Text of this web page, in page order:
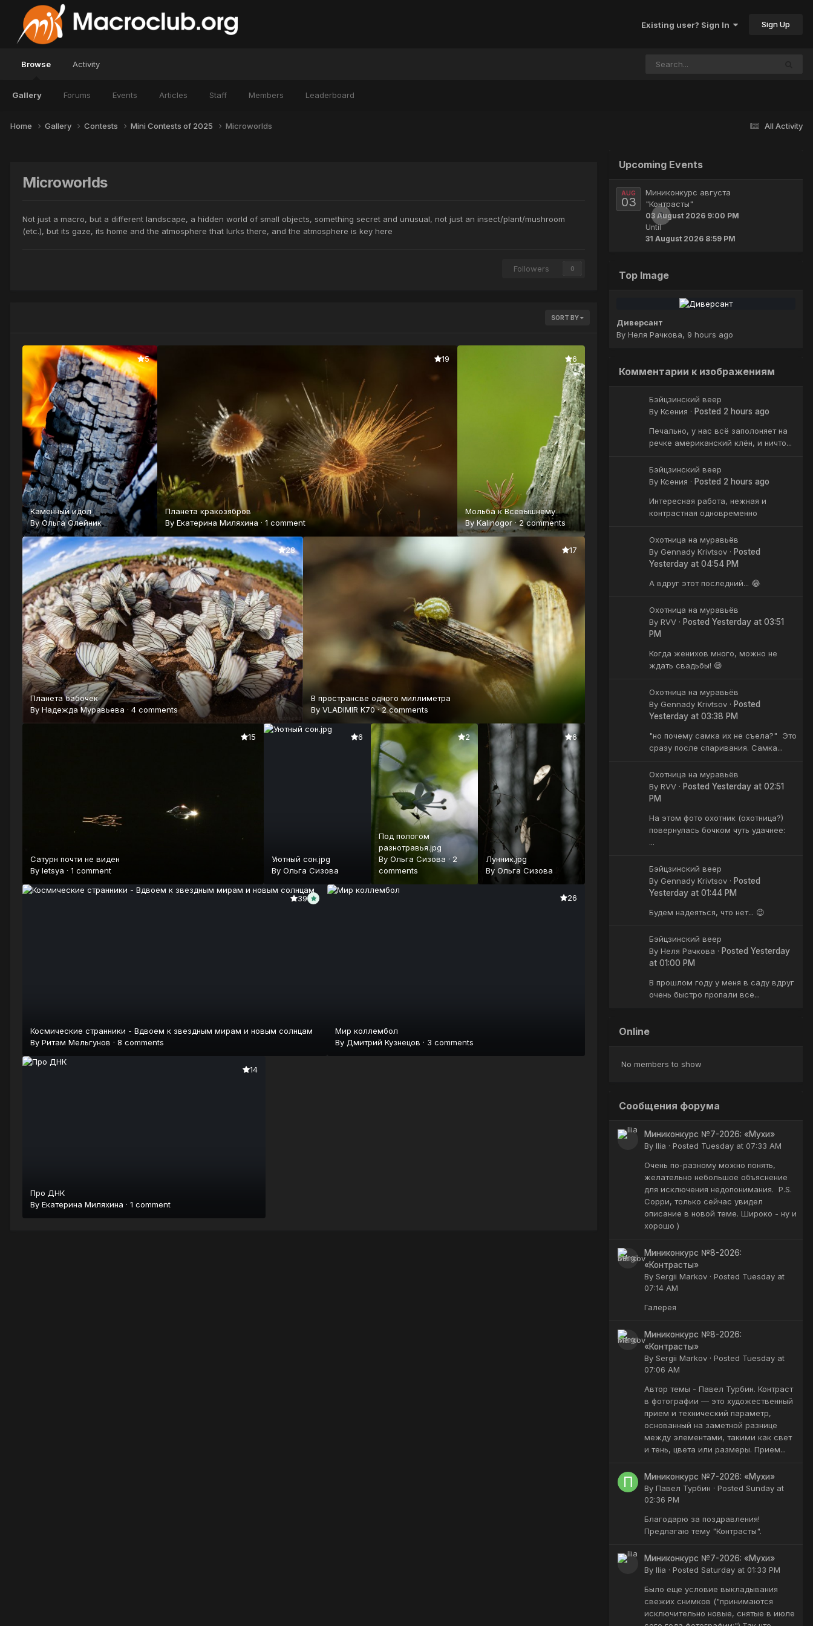
Existing user? Sign In Sign Up
Browse
Gallery Forums Events Articles Staff Members Leaderboard
Activity
All Activity
Home Gallery Contests Mini Contests of 2025 Microworlds
Microworlds
Not just a macro, but a different landscape, a hidden world of small objects, something secret and unusual, not just an insect/plant/mushroom
(etc.), but its gaze, its home and the atmosphere that lurks there, and the atmosphere is key here
Followers 0
SORT BY
5
Каменный идол
ByОльга Олейник
19
Планета кракозябров
By Екатерина Миляхина · 1 comment
6
Мольба к Всевышнему
ByKalinogor · 2 comments
28
Планета бабочек
By Надежда Муравьева · 4 comments
17
В пространсве одного миллиметра
ByVLADIMIR K70·2 comments
15
Сатурн почти не виден
By letsya · 1 comment
6
Уютный сон.jpg
By Ольга Сизова
2
Под пологом
разнотравья.jpg
By Ольга Сизова· 2
comments
6
Лунник.jpg
By Ольга Сизова
39
Космические странники - Вдвоем к звездным мирам и новым солнцам
By Ритам Мельгунов · 8 comments
26
Мир коллембол
By Дмитрий Кузнецов · 3 comments
14
Про ДНК
By Екатерина Миляхина · 1 comment
Upcoming Events
AUG
03
0
Миниконкурс августа
"Контрасты"
03 August 2026 9:00 PM
Until
31 August 2026 8:59 PM
Top Image
Диверсант
By Неля Рачкова, 9 hours ago
Комментарии к изображениям
Бэйцзинский веер
By Ксения · Posted 2 hours ago
Печально, у нас всё заполоняет на
речке американский клён, и ничто...
Бэйцзинский веер
By Ксения · Posted 2 hours ago
Интересная работа, нежная и
контрастная одновременно
Охотница на муравьёв
By Gennady Krivtsov · Posted
Yesterday at 04:54 PM
А вдруг этот последний... 😂
Охотница на муравьёв
By RVV · Posted Yesterday at 03:51
PM
Когда женихов много, можно не
ждать свадьбы! 😄
Охотница на муравьёв
By Gennady Krivtsov · Posted
Yesterday at 03:38 PM
"но почему самка их не съела?" Это
сразу после спаривания. Самка...
Охотница на муравьёв
By RVV · Posted Yesterday at 02:51
PM
На этом фото охотник (охотница?)
повернулась бочком чуть удачнее:
...
Бэйцзинский веер
By Gennady Krivtsov · Posted
Yesterday at 01:44 PM
Будем надеяться, что нет... 😉
Бэйцзинский веер
By Неля Рачкова · Posted Yesterday
at 01:00 PM
В прошлом году у меня в саду вдруг
очень быстро пропали все...
Online
No members to show
Сообщения форума
Миниконкурс №7-2026: «Мухи»
By Ilia · Posted Tuesday at 07:33 AM
Очень по-разному можно понять,
желательно небольшое объяснение
для исключения недопонимания. P.S.
Сорри, только сейчас увидел
описание в новой теме. Широко - ну и
хорошо )
Миниконкурс №8-2026:
«Контрасты»
By Sergii Markov · Posted Tuesday at
07:14 AM
Галерея
Миниконкурс №8-2026:
«Контрасты»
By Sergii Markov · Posted Tuesday at
07:06 AM
Автор темы - Павел Турбин. Контраст
в фотографии — это художественный
прием и технический параметр,
основанный на заметной разнице
между элементами, такими как свет
и тень, цвета или размеры. Прием...
Миниконкурс №7-2026: «Мухи»
By Павел Турбин · Posted Sunday at
02:36 PM
Благодарю за поздравления!
Предлагаю тему "Контрасты".
Миниконкурс №7-2026: «Мухи»
By Ilia · Posted Saturday at 01:33 PM
Было еще условие выкладывания
свежих снимков ("принимаются
исключительно новые, снятые в июле